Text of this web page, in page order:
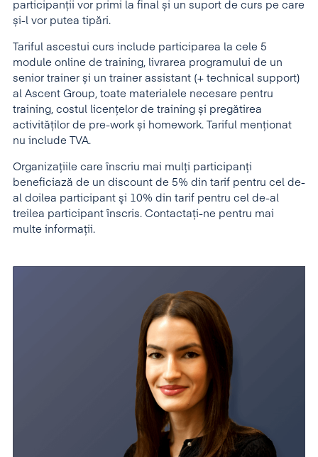
participanții vor primi la final și un suport de curs pe care
și-l vor putea tipări.
Tariful ascestui curs include participarea la cele 5
module online de training, livrarea programului de un
senior trainer și un trainer assistant (+ technical support)
al Ascent Group, toate materialele necesare pentru
training, costul licențelor de training și pregătirea
activităților de pre-work și homework. Tariful menţionat
nu include TVA.
Organizaţiile care înscriu mai mulţi participanţi
beneficiază de un discount de 5% din tarif pentru cel de-
al doilea participant şi 10% din tarif pentru cel de-al
treilea participant înscris. Contactați-ne pentru mai
multe informații.